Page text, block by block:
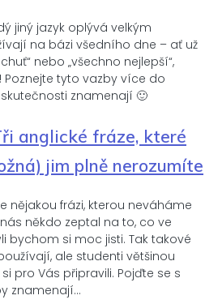
jiný jazyk oplývá velkým
na bázi všedního dne – ať už
nebo „všechno nejlepší“,
tyto vazby více do
znamenají 🙂
anglické fráze, které
jim plně nerozumíte
nějakou frázi, kterou neváháme
někdo zeptal na to, co ve
bychom si moc jisti. Tak takové
ale studenti většinou
pro Vás připravili. Pojďte se s
znamenají…